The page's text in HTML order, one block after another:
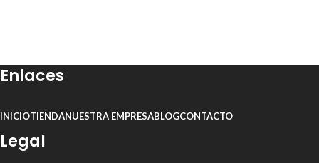
Enlaces
INICIOTIENDANUESTRA EMPRESABLOGCONTACTO
Legal